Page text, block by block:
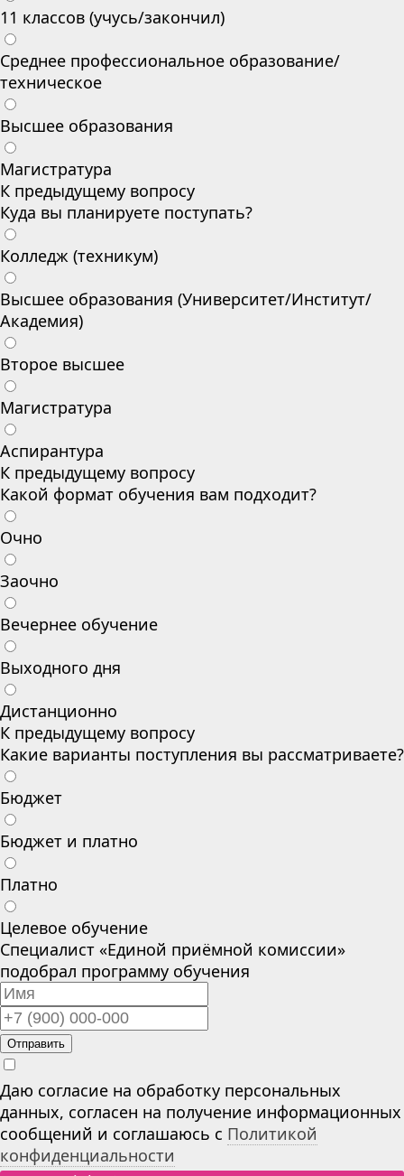
11 классов (учусь/закончил)
Среднее профессиональное образование/
техническое
Высшее образования
Магистратура
К предыдущему вопросу
Куда вы планируете поступать?
Колледж (техникум)
Высшее образования (Университет/Институт/
Академия)
Второе высшее
Магистратура
Аспирантура
К предыдущему вопросу
Какой формат обучения вам подходит?
Очно
Заочно
Вечернее обучение
Выходного дня
Дистанционно
К предыдущему вопросу
Какие варианты поступления вы рассматриваете?
Бюджет
Бюджет и платно
Платно
Целевое обучение
Специалист «Единой приёмной комиссии»
подобрал программу обучения
Отправить
Даю согласие на обработку персональных
данных, согласен на получение информационных
сообщений и соглашаюсь с Политикой
конфиденциальности